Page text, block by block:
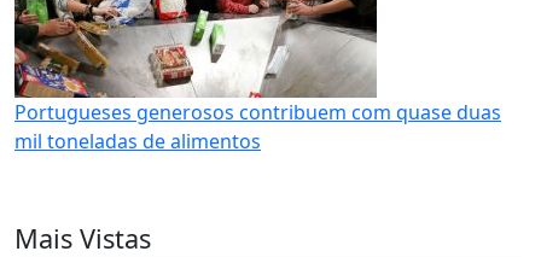
Portugueses generosos contribuem com quase duas
mil toneladas de alimentos
Mais Vistas